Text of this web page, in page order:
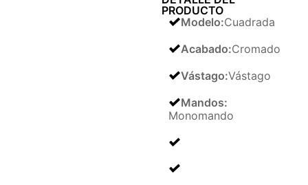
PRODUCTO
Modelo:Cuadrada
Acabado:Cromado
Vástago:Vástago
Mandos:
Monomando